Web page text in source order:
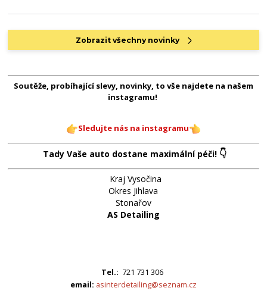
Zobrazit všechny novinky
Soutěže, probíhající slevy, novinky, to vše najdete na našem
instagramu!
Sledujte nás na instagramu
Tady Vaše auto dostane maximální péči!👇
Kraj Vysočina
Okres Jihlava
Stonařov
AS Detailing
Tel.: 721 731 306
email: asinterdetailing@seznam.cz